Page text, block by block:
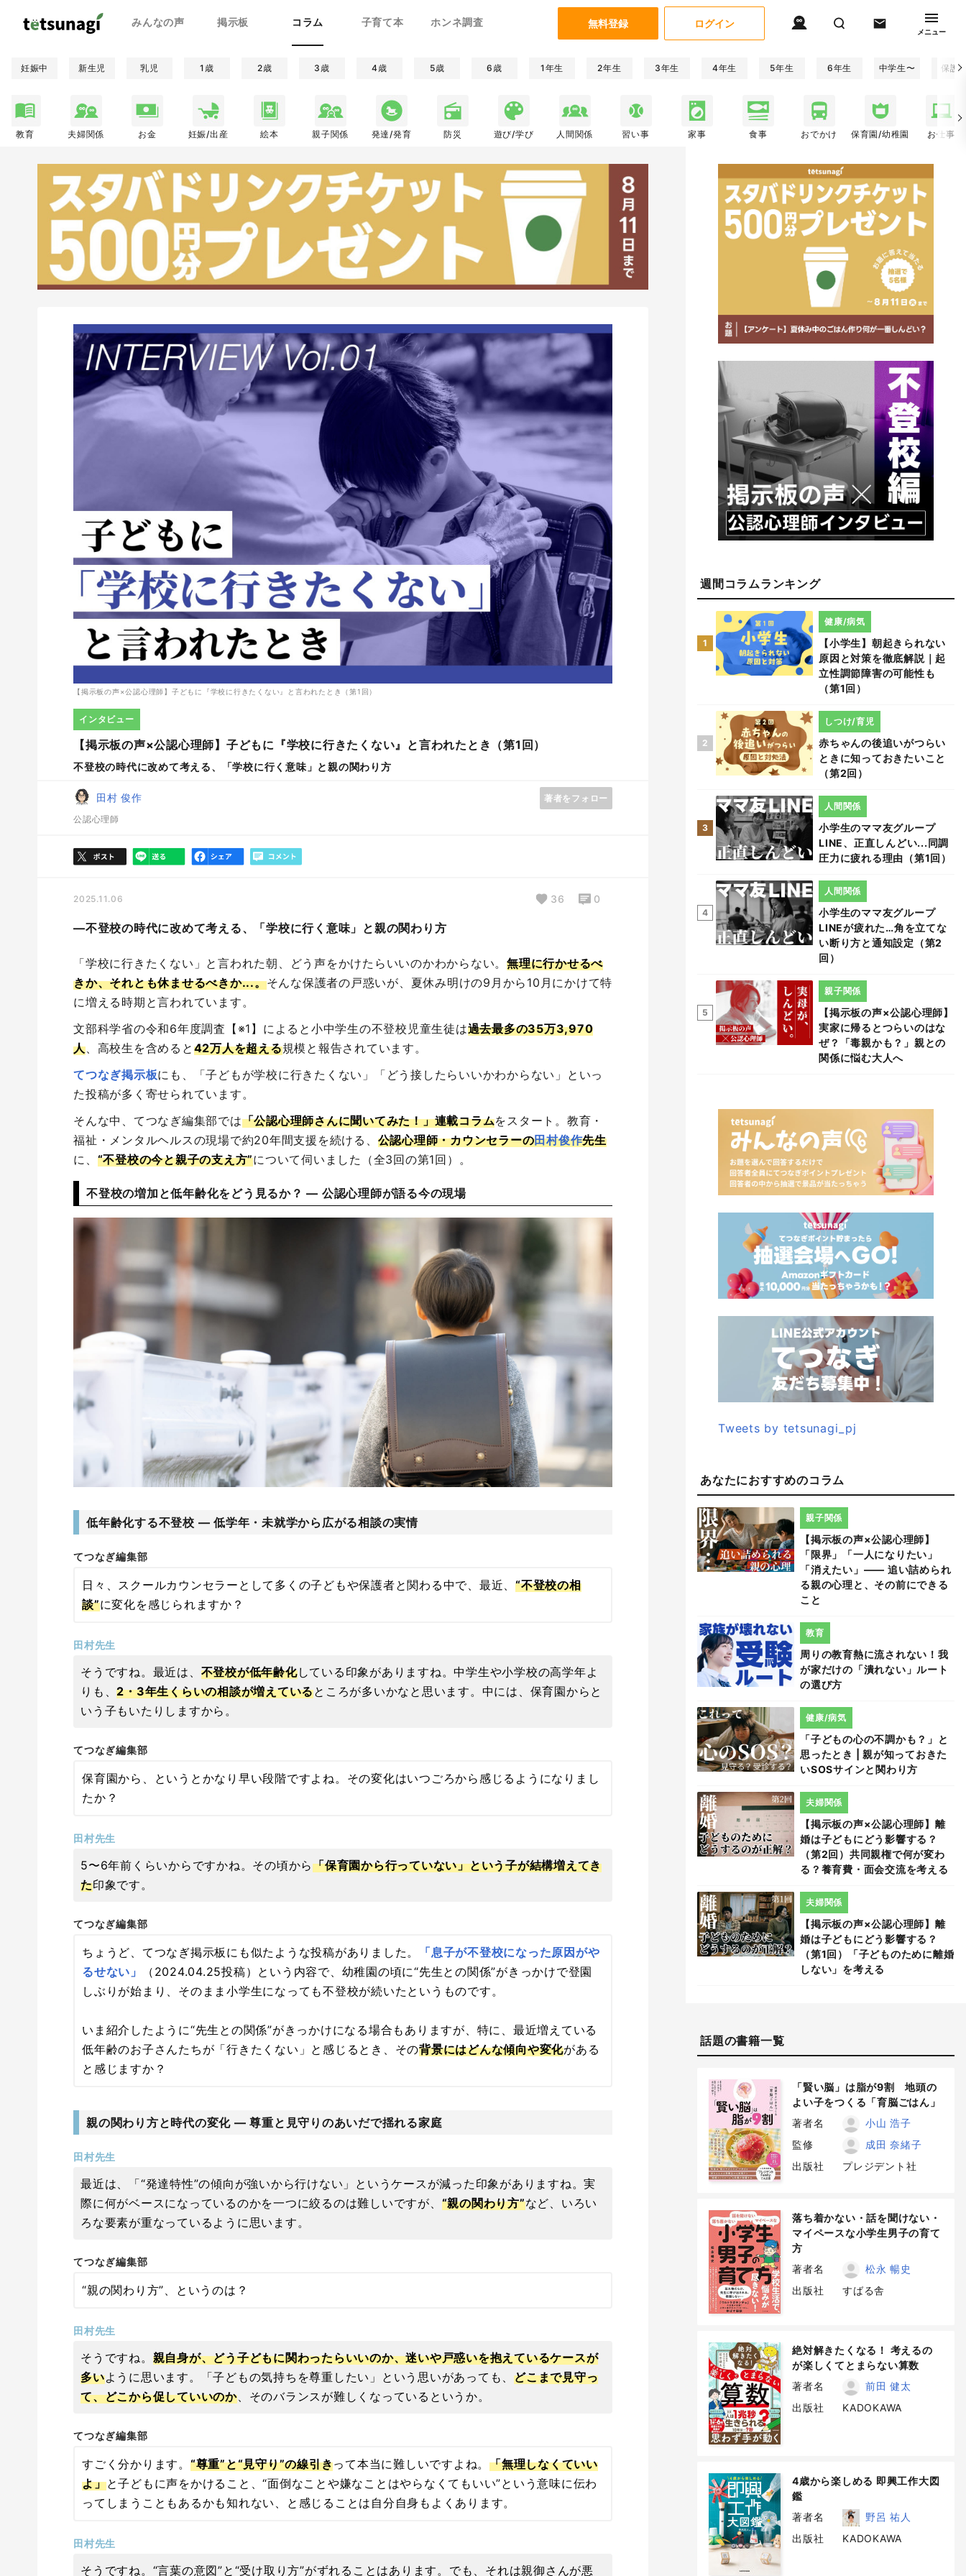
みんなの声 掲示板 コラム 子育て本 ホンネ調査 無料登録 ログイン
メニュー
妊娠中 新生児 乳児 1歳 2歳 3歳 4歳 5歳 6歳 1年生 2年生 3年生 4年生 5年生 6年生 中学生〜 保護
教育 夫婦関係 お金 妊娠/出産 絵本 親子関係 発達/発育 防災 遊び/学び 人間関係 習い事 家事 食事 おでかけ 保育園/幼稚園 お仕事
【掲示板の声×公認心理師】子どもに『学校に行きたくない』と言われたとき（第1回）
不登校の時代に改めて考える、「学校に行く意味」と親の関わり方
インタビュー
田村 俊作
著者をフォロー
公認心理師
【掲示板の声×公認心理師】子どもに『学校に行きたくない』と言われたとき（第1回）
2025.11.06 36 0
―不登校の時代に改めて考える、「学校に行く意味」と親の関わり方
「学校に行きたくない」と言われた朝、どう声をかけたらいいのかわからない。 無理に行かせるべ
きか、それとも休ませるべきか...。そんな保護者の戸惑いが、夏休み明けの9月から10月にかけて特
に増える時期と言われています。
文部科学省の令和6年度調査【※1】によると小中学生の不登校児童生徒は過去最多の35万3,970
人、高校生を含めると 42万人を超える規模と報告されています。
てつなぎ掲示板にも、「子どもが学校に行きたくない」「どう接したらいいかわからない」といっ
た投稿が多く寄せられています。
そんな中、てつなぎ編集部では「公認心理師さんに聞いてみた！」連載コラムをスタート。教育・
福祉・メンタルヘルスの現場で約20年間支援を続ける、 公認心理師・カウンセラーの田村俊作先生
に、 “不登校の今と親子の支え方”について伺いました（全3回の第1回）。
不登校の増加と低年齢化をどう見るか？ ― 公認心理師が語る今の現場
低年齢化する不登校 ― 低学年・未就学から広がる相談の実情
てつなぎ編集部
日々、スクールカウンセラーとして多くの子どもや保護者と関わる中で、最近、 “不登校の相
談”に変化を感じられますか？
田村先生
そうですね。最近は、 不登校が低年齢化している印象がありますね。中学生や小学校の高学年よ
りも、2・3年生くらいの相談が増えているところが多いかなと思います。中には、保育園からと
いう子もいたりしますから。
てつなぎ編集部
保育園から、というとかなり早い段階ですよね。その変化はいつごろから感じるようになりまし
たか？
田村先生
5〜6年前くらいからですかね。その頃から「保育園から行っていない」という子が結構増えてき
た印象です。
てつなぎ編集部
ちょうど、てつなぎ掲示板にも似たような投稿がありました。
「息子が不登校になった原因がや
るせない」
（2024.04.25投稿）という内容で、幼稚園の頃に“先生との関係”がきっかけで登園
しぶりが始まり、そのまま小学生になっても不登校が続いたというものです。
いま紹介したように“先生との関係”がきっかけになる場合もありますが、特に、最近増えている
低年齢のお子さんたちが「行きたくない」と感じるとき、その背景にはどんな傾向や変化がある
と感じますか？
親の関わり方と時代の変化 ― 尊重と見守りのあいだで揺れる家庭
田村先生
最近は、「“発達特性”の傾向が強いから行けない」というケースが減った印象がありますね。実
際に何がベースになっているのかを一つに絞るのは難しいですが、 “親の関わり方”など、いろい
ろな要素が重なっているように思います。
てつなぎ編集部
“親の関わり方”、というのは？
田村先生
そうですね。 親自身が、どう子どもに関わったらいいのか、迷いや戸惑いを抱えているケースが
多いように思います。「子どもの気持ちを尊重したい」という思いがあっても、 どこまで見守っ
て、どこから促していいのか、そのバランスが難しくなっているというか。
てつなぎ編集部
すごく分かります。 “尊重”と“見守り”の線引きって本当に難しいですよね。 「無理しなくていい
よ」と子どもに声をかけること、“面倒なことや嫌なことはやらなくてもいい”という意味に伝わ
ってしまうこともあるかも知れない、と感じることは自分自身もよくあります。
田村先生
そうですね。“言葉の意図”と“受け取り方”がずれることはあります。でも、それは親御さんが悪
週間コラムランキング
1
【小学生】朝起きられない
原因と対策を徹底解説｜起
立性調節障害の可能性も
（第1回）
健康/病気
2
赤ちゃんの後追いがつらい
ときに知っておきたいこと
（第2回）
しつけ/育児
3
小学生のママ友グループ
LINE、正直しんどい...同調
圧力に疲れる理由（第1回）
人間関係
4
小学生のママ友グループ
LINEが疲れた…角を立てな
い断り方と通知設定（第2
回）
人間関係
5
【掲示板の声×公認心理師】
実家に帰るとつらいのはな
ぜ？「毒親かも？」親との
関係に悩む大人へ
親子関係
Tweets by tetsunagi_pj
あなたにおすすめのコラム
【掲示板の声×公認心理師】
「限界」「一人になりたい」
「消えたい」―― 追い詰められ
る親の心理と、その前にできる
こと
親子関係
周りの教育熱に流されない！我
が家だけの「潰れない」ルート
の選び方
教育
「子どもの心の不調かも？」と
思ったとき | 親が知っておきた
いSOSサインと関わり方
健康/病気
【掲示板の声×公認心理師】離
婚は子どもにどう影響する？
（第2回）共同親権で何が変わ
る？養育費・面会交流を考える
夫婦関係
【掲示板の声×公認心理師】離
婚は子どもにどう影響する？
（第1回）「子どものために離婚
しない」を考える
夫婦関係
話題の書籍一覧
「賢い脳」は脂が9割 地頭の
よい子をつくる「育脳ごはん」
著者名
小山 浩子
監修
成田 奈緒子
出版社
プレジデント社
落ち着かない・話を聞けない・
マイペースな小学生男子の育て
方
著者名
松永 暢史
出版社
すばる舎
絶対解きたくなる！ 考えるの
が楽しくてとまらない算数
著者名
前田 健太
出版社
KADOKAWA
4歳から楽しめる 即興工作大図
鑑
著者名
野呂 祐人
出版社
KADOKAWA